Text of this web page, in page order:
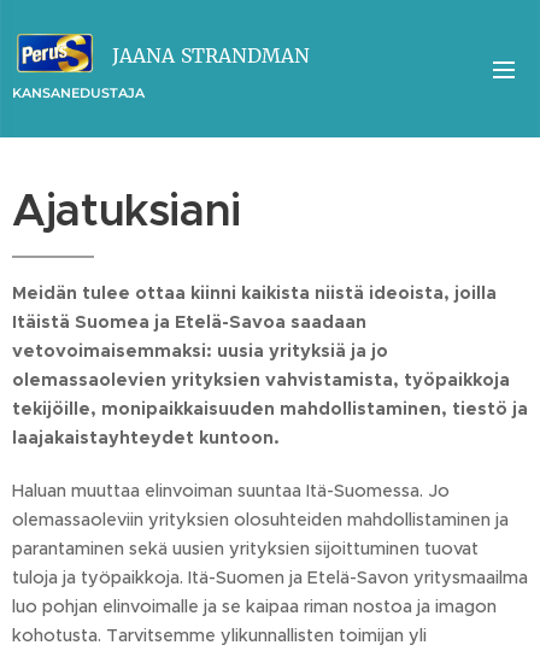
JAANA STRANDMAN
KANSANEDUSTAJA
Ajatuksiani
Meidän tulee ottaa kiinni kaikista niistä ideoista, joilla
Itäistä Suomea ja Etelä-Savoa saadaan
vetovoimaisemmaksi: uusia yrityksiä ja jo
olemassaolevien yrityksien vahvistamista, työpaikkoja
tekijöille, monipaikkaisuuden mahdollistaminen, tiestö ja
laajakaistayhteydet kuntoon.
Haluan muuttaa elinvoiman suuntaa Itä-Suomessa. Jo
olemassaoleviin yrityksien olosuhteiden mahdollistaminen ja
parantaminen sekä uusien yrityksien sijoittuminen tuovat
tuloja ja työpaikkoja. Itä-Suomen ja Etelä-Savon yritysmaailma
luo pohjan elinvoimalle ja se kaipaa riman nostoa ja imagon
kohotusta. Tarvitsemme ylikunnallisten toimijan yli